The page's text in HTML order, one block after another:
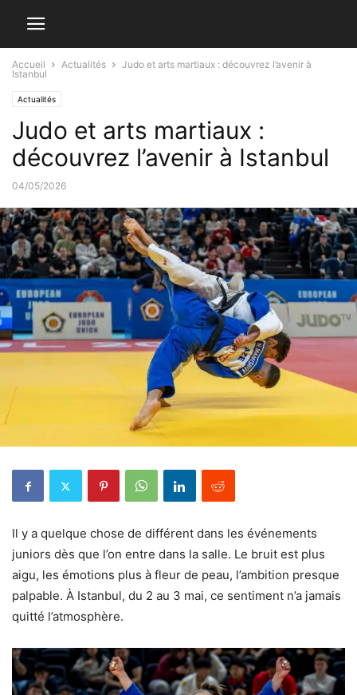
Accueil Actualités
Judo et arts martiaux : découvrez l’avenir à
Istanbul
Actualités
Judo et arts martiaux :
découvrez l’avenir à Istanbul
04/05/2026
Il y a quelque chose de différent dans les événements
juniors dès que l’on entre dans la salle. Le bruit est plus
aigu, les émotions plus à fleur de peau, l’ambition presque
palpable. À Istanbul, du 2 au 3 mai, ce sentiment n’a jamais
quitté l’atmosphère.